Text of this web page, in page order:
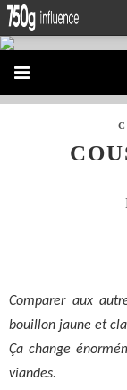
Comparer aux
bouillon jaune et
Ça change
viandes.